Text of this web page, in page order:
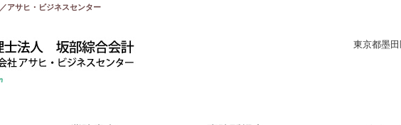
アサヒ・ビジネスセンター
東京都墨